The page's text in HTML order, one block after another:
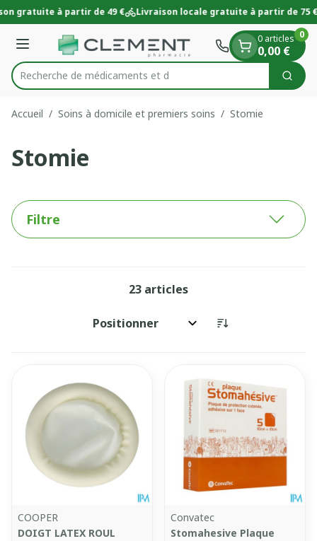
Aller au contenu
1 de 1
gratuite à partir de 49 € Livraison locale gratuite à partir de 75 €
Menu
Rechercher
Recherch
0 articles
0,00 €
0
Accueil / Soins à domicile et premiers soins / Stomie
Stomie
Filtre
23 articles
Trier par:
COOPER
DOIGT LATEX ROUL
Convatec
Stomahesive Plaque